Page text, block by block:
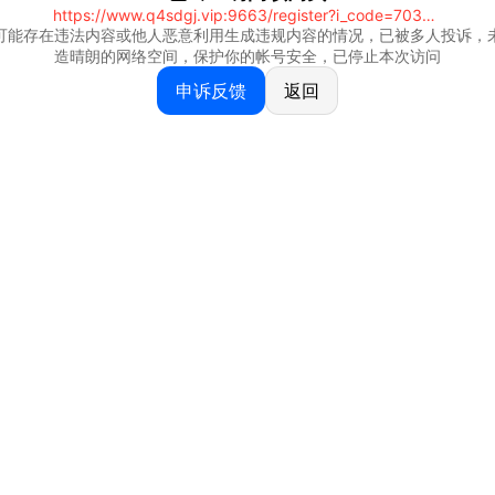
https://www.q4sdgj.vip:9663/register?i_code=70328081
能存在违法内容或他人恶意利用生成违规内容的情况，已被多人投诉，
造晴朗的网络空间，保护你的帐号安全，已停止本次访问
申诉反馈 返回